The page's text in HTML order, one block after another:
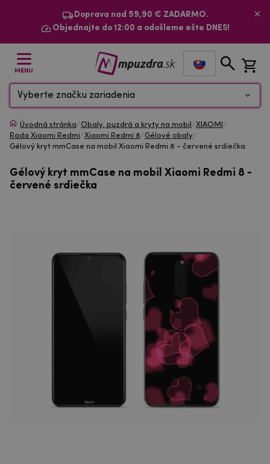
Doprava nad 59,90 € ZADARMO.
Objednajte do 12:00 a odošleme ešte DNES!
MENU
Vyberte značku zariadenia
Úvodná stránka/Obaly, puzdrá a kryty na mobil /XIAOMI /
Rada Xiaomi Redmi/Xiaomi Redmi 8/Gélové obaly/
Gélový kryt mmCase na mobil Xiaomi Redmi 8 - červené srdiečka
Gélový kryt mmCase na mobil Xiaomi Redmi 8 -
červené srdiečka